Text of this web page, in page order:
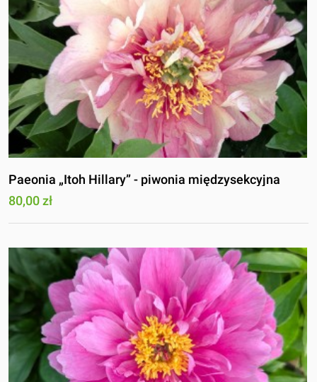
Paeonia „Itoh Hillary” - piwonia międzysekcyjna
80,00 zł